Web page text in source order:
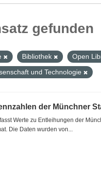
gefunden
Bibliothek Open
und Technologie
der Münchner
Werte zu Entleihungen der
Die Daten wurden von...